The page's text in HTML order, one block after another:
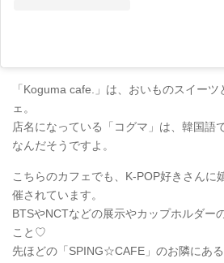
「Koguma cafe.」は、おいものスイー
ェ。
店名になっている「コグマ」は、韓国語
なんだそうですよ。
こちらのカフェでも、K-POP好きさんに
催されています。
BTSやNCTなどの展示やカップホルダー
こと♡
先ほどの「SPING☆CAFE」のお隣にあ